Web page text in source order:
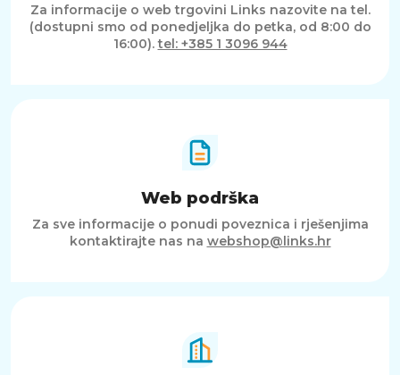
Za informacije o web trgovini Links nazovite na tel.
(dostupni smo od ponedjeljka do petka, od 8:00 do
16:00).tel: +385 1 3096 944
Web podrška
Za sve informacije o ponudi poveznica i rješenjima
kontaktirajte nas na webshop@links.hr